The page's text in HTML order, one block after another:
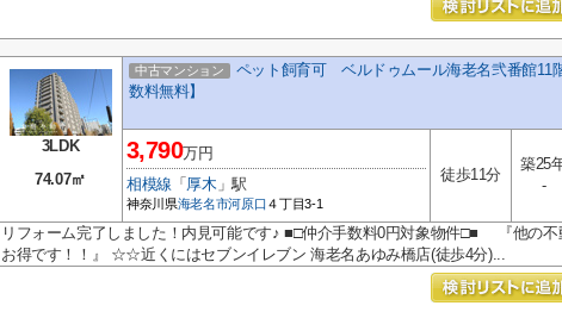
3LDK
74.07㎡
中古マンション
ペット飼育可 ベルドゥムール海老名弐番館11
数料無料】
3,790万円
相模線 「 厚木 」駅
神奈川県海老名市河原口 ４丁目3-1
徒歩11分
築25
-
リフォーム完了しました！内見可能です♪ ■□仲介手数料0円対象物件□■ 『他の不
お得です！！』 ☆☆近くにはセブンイレブン 海老名あゆみ橋店(徒歩4分)...